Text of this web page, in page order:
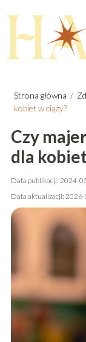
Strona główna /
kobiet w ciąży?
Czy
dla
Data publikacji: 2024-
Data aktualizacji: